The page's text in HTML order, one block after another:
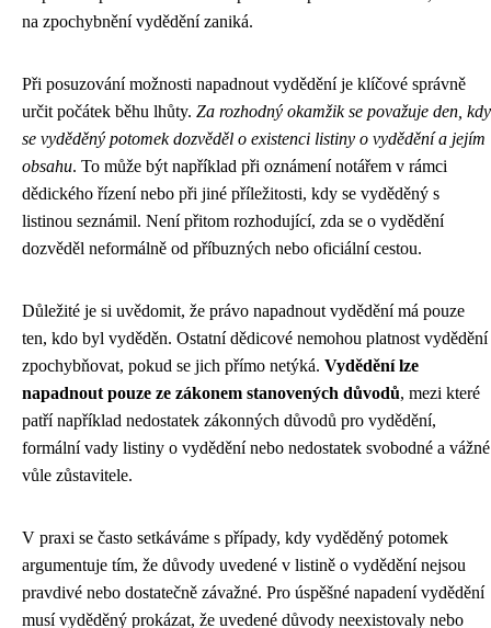
na zpochybnění vydědění zaniká.
Při posuzování možnosti napadnout vydědění je klíčové správně
určit počátek běhu lhůty. Za rozhodný okamžik se považuje den, kdy
se vyděděný potomek dozvěděl o existenci listiny o vydědění a jejím
obsahu. To může být například při oznámení notářem v rámci
dědického řízení nebo při jiné příležitosti, kdy se vyděděný s
listinou seznámil. Není přitom rozhodující, zda se o vydědění
dozvěděl neformálně od příbuzných nebo oficiální cestou.
Důležité je si uvědomit, že právo napadnout vydědění má pouze
ten, kdo byl vyděděn. Ostatní dědicové nemohou platnost vydědění
zpochybňovat, pokud se jich přímo netýká. Vydědění lze
napadnout pouze ze zákonem stanovených důvodů, mezi které
patří například nedostatek zákonných důvodů pro vydědění,
formální vady listiny o vydědění nebo nedostatek svobodné a vážné
vůle zůstavitele.
V praxi se často setkáváme s případy, kdy vyděděný potomek
argumentuje tím, že důvody uvedené v listině o vydědění nejsou
pravdivé nebo dostatečně závažné. Pro úspěšné napadení vydědění
musí vyděděný prokázat, že uvedené důvody neexistovaly nebo